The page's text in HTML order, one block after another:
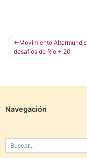
Navegación
de
Movimiento
desafíos de Río + 20
Navegación